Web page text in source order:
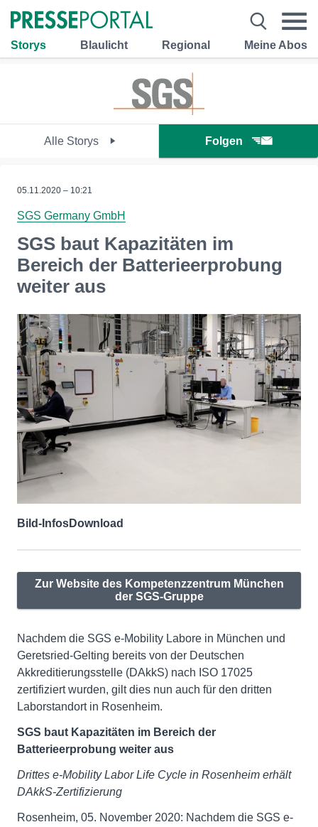
Storys Blaulicht Regional Meine Abos
Alle Storys Folgen
05.11.2020 – 10:21
SGS Germany GmbH
SGS baut Kapazitäten im
Bereich der Batterieerprobung
weiter aus
Bild-InfosDownload
Zur Website des Kompetenzzentrum München
der SGS-Gruppe
Nachdem die SGS e-Mobility Labore in München und
Geretsried-Gelting bereits von der Deutschen
Akkreditierungsstelle (DAkkS) nach ISO 17025
zertifiziert wurden, gilt dies nun auch für den dritten
Laborstandort in Rosenheim.
SGS baut Kapazitäten im Bereich der
Batterieerprobung weiter aus
Drittes e-Mobility Labor Life Cycle in Rosenheim erhält
DAkkS-Zertifizierung
Rosenheim, 05. November 2020: Nachdem die SGS e-